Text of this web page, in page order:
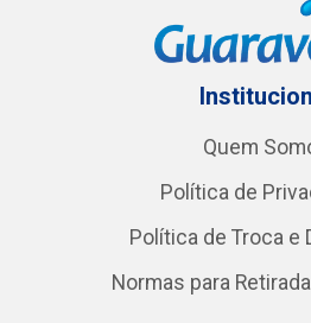
Quem
Política de
Política de Troca e
Normas para